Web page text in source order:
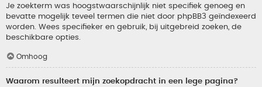
Je zoekterm was hoogstwaarschijnlijk niet specifiek genoeg en
bevatte mogelijk teveel termen die niet door phpBB3 geïndexeerd
worden. Wees specifieker en gebruik, bij uitgebreid zoeken, de
beschikbare opties.
Omhoog
Waarom resulteert mijn zoekopdracht in een lege pagina?